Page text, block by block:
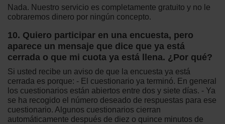
Nada. Nuestro servicio es completamente gratuito y no le
cobraremos dinero por ningún concepto.
10. Quiero participar en una encuesta, pero
aparece un mensaje que dice que ya está
cerrada o que mi cuota ya está llena. ¿Por qué?
Si usted recibe un aviso de que la encuesta ya está
cerrada es porque: - El cuestionario ya terminó. En general
los cuestionarios están abiertos entre dos y siete días. - Ya
se ha recogido el número deseado de respuestas para ese
cuestionario. Algunos cuestionarios cierran
automáticamente después de diez o quince minutos de